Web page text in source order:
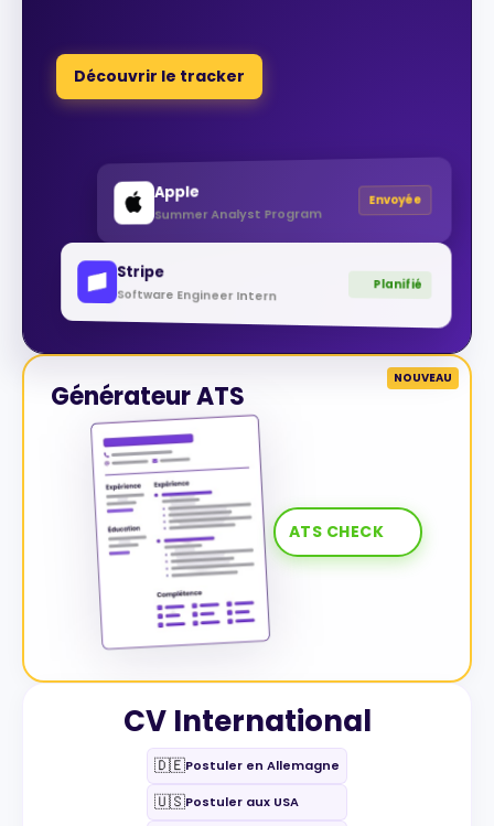
Découvrir le tracker
Apple
Summer Analyst Program
Envoyée
Stripe
Software Engineer Intern
Planifié
NOUVEAU
Générateur ATS
ATS CHECK
CV International
🇩🇪Postuler en Allemagne
🇺🇸Postuler aux USA